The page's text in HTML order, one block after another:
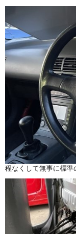
程なくして無事に標準